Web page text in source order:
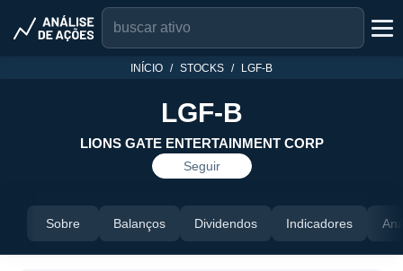
INÍCIO STOCKS LGF-B
LGF-B
LIONS GATE ENTERTAINMENT CORP
Seguir
Sobre Balanços Dividendos Indicadores